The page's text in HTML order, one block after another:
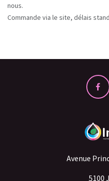
nous.
Commande via le site, délais
Avenue
5100